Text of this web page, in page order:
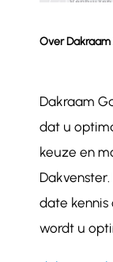
Over
Dakraam
dat u
keuze en
date
wordt u